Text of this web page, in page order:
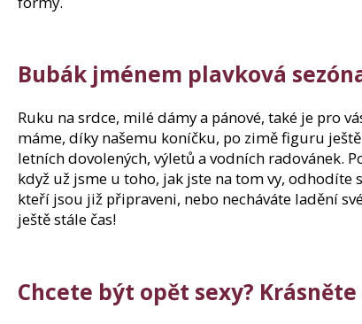
Bubák jménem plavková
Ruku na srdce, milé dámy a pánové, také je pro
máme, díky našemu koníčku, po zimě figuru
letních dovolených, výletů a vodních radovánek.
když už jsme u toho, jak jste na tom vy, odhodíte
kteří jsou již připraveni, nebo necháváte ladění
ještě stále čas!
Chcete být opět sexy?